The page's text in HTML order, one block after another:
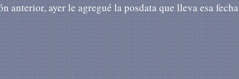
anterior, ayer le agregué la posdata que lleva esa